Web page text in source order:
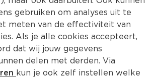
gebruiken om analyses uit te
meten van de effectiviteit van
Als je alle cookies accepteert,
dat wij jouw gegevens
delen met derden. Via
kun je ook zelf instellen welke